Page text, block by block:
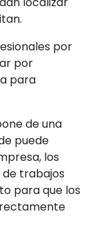
por
por
para
de una
puede
los
trabajos
para que los